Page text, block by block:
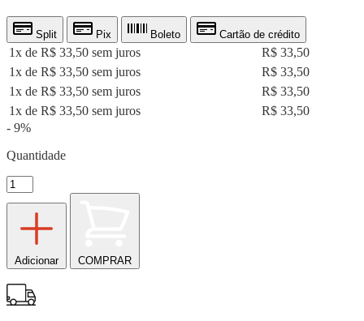
Split Pix Boleto Cartão de crédito
1x de R$ 33,50 sem juros
R$ 33,50
1x de R$ 33,50 sem juros
R$ 33,50
1x de R$ 33,50 sem juros
R$ 33,50
1x de R$ 33,50 sem juros
R$ 33,50
- 9%
Quantidade
Adicionar COMPRAR